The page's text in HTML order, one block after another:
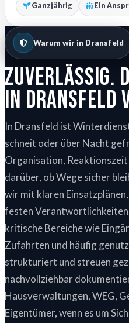
Ganzjährig Ein
Warum wir in Dransfeld
Zuverlässig.
In Dransfeld
In Dransfeld ist
schneit oder über Nacht
Organisation,
darüber, ob Wege sicher
wir mit klaren
festen
kritische Bereiche wie
Zufahrten und häufig
strukturiert und streuen
nachvollziehbar
Hausverwaltungen, WEG,
Eigentümer, wenn es um